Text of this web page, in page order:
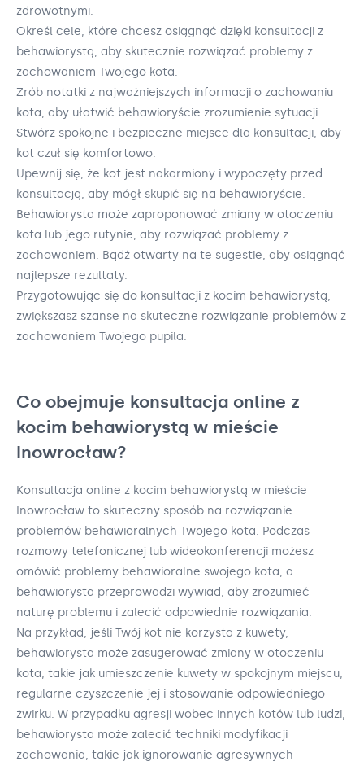
zdrowotnymi.
Określ cele, które chcesz osiągnąć dzięki konsultacji z
behawiorystą, aby skutecznie rozwiązać problemy z
zachowaniem Twojego kota.
Zrób notatki z najważniejszych informacji o zachowaniu
kota, aby ułatwić behawioryście zrozumienie sytuacji.
Stwórz spokojne i bezpieczne miejsce dla konsultacji, aby
kot czuł się komfortowo.
Upewnij się, że kot jest nakarmiony i wypoczęty przed
konsultacją, aby mógł skupić się na behawioryście.
Behawiorysta może zaproponować zmiany w otoczeniu
kota lub jego rutynie, aby rozwiązać problemy z
zachowaniem. Bądź otwarty na te sugestie, aby osiągnąć
najlepsze rezultaty.
Przygotowując się do konsultacji z kocim behawiorystą,
zwiększasz szanse na skuteczne rozwiązanie problemów z
zachowaniem Twojego pupila.
Co obejmuje konsultacja online z
kocim behawiorystą w mieście
Inowrocław?
Konsultacja online z kocim behawiorystą w mieście
Inowrocław to skuteczny sposób na rozwiązanie
problemów behawioralnych Twojego kota. Podczas
rozmowy telefonicznej lub wideokonferencji możesz
omówić problemy behawioralne swojego kota, a
behawiorysta przeprowadzi wywiad, aby zrozumieć
naturę problemu i zalecić odpowiednie rozwiązania.
Na przykład, jeśli Twój kot nie korzysta z kuwety,
behawiorysta może zasugerować zmiany w otoczeniu
kota, takie jak umieszczenie kuwety w spokojnym miejscu,
regularne czyszczenie jej i stosowanie odpowiedniego
żwirku. W przypadku agresji wobec innych kotów lub ludzi,
behawiorysta może zalecić techniki modyfikacji
zachowania, takie jak ignorowanie agresywnych